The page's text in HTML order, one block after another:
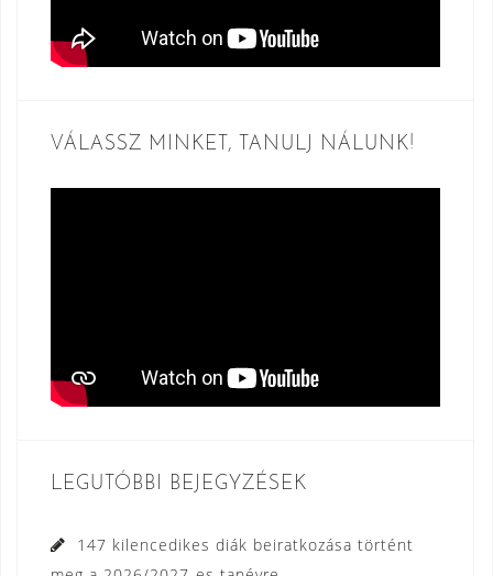
VÁLASSZ MINKET, TANULJ NÁLUNK!
LEGUTÓBBI BEJEGYZÉSEK
147 kilencedikes diák beiratkozása történt